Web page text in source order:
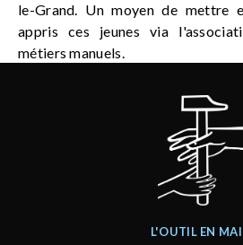
le-Grand. Un moyen de mettre
appris ces jeunes via
métiers manuels.
L'OUTIL EN